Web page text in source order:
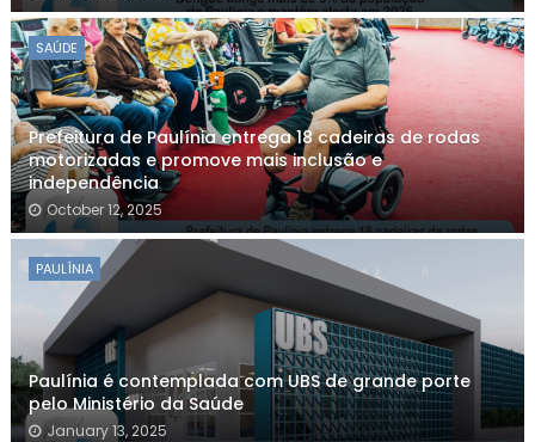
SAÚDE
Prefeitura de Paulínia entrega 18 cadeiras de rodas
motorizadas e promove mais inclusão e
independência
October 12, 2025
PAULÍNIA
Paulínia é contemplada com UBS de grande porte
pelo Ministério da Saúde
January 13, 2025